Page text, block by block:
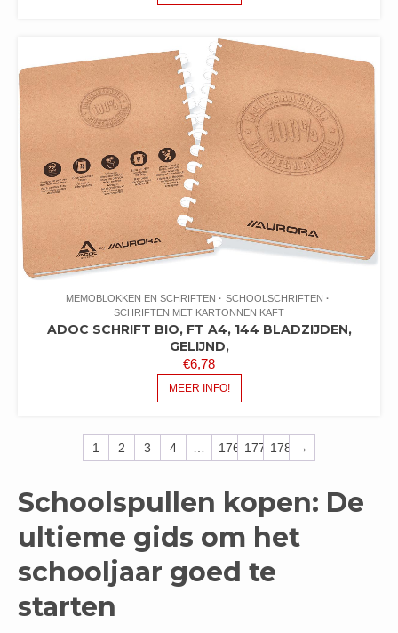
MEMOBLOKKEN EN SCHRIFTEN
SCHOOLSCHRIFTEN
SCHRIFTEN MET KARTONNEN KAFT
ADOC SCHRIFT BIO, FT A4, 144 BLADZIJDEN,
GELIJND,
€6,78
MEER INFO!
1 2 3 4 176 177 178 →
Schoolspullen kopen: De
ultieme gids om het
schooljaar goed te
starten